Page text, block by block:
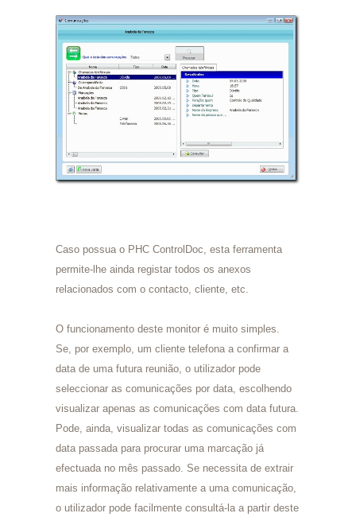
Caso possua o PHC ControlDoc, esta ferramenta
permite-lhe ainda registar todos os anexos
relacionados com o contacto, cliente, etc.
O funcionamento deste monitor é muito simples.
Se, por exemplo, um cliente telefona a confirmar a
data de uma futura reunião, o utilizador pode
seleccionar as comunicações por data, escolhendo
visualizar apenas as comunicações com data futura.
Pode, ainda, visualizar todas as comunicações com
data passada para procurar uma marcação já
efectuada no mês passado. Se necessita de extrair
mais informação relativamente a uma comunicação,
o utilizador pode facilmente consultá-la a partir deste